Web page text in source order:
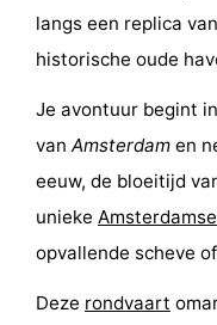
Rondleidingen
Fietsen
Nachtleven
langs een replica
historische oude
Je avontuur begint
van Amsterdam en
eeuw, de bloeitijd
unieke Amsterdamse
opvallende scheve
Deze rondvaart